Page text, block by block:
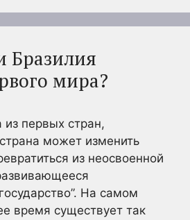
Бразилия
мира?
первых стран,
может изменить
из неосвоенной
На самом
время существует так